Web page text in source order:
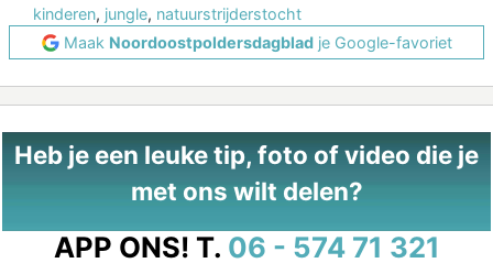
kinderen, jungle, natuurstrijderstocht
Maak Noordoostpoldersdagbladje Google-favoriet
Heb je een leuke tip, foto of video die je
met ons wilt delen?
APP ONS! T. 06 - 574 71 321